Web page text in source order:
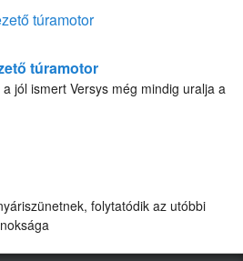
túramotor
jól ismert Versys még mindig uralja a
folytatódik az utóbbi